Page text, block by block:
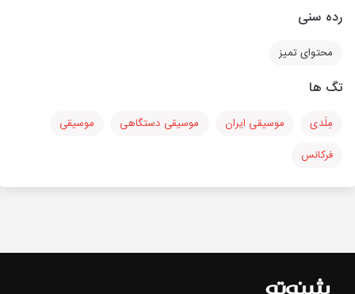
رده سنی
محتوای تمیز
تگ ها
مِلُدی موسیقی ایران موسیقی دستگاهی
موسیقی
فرکانس